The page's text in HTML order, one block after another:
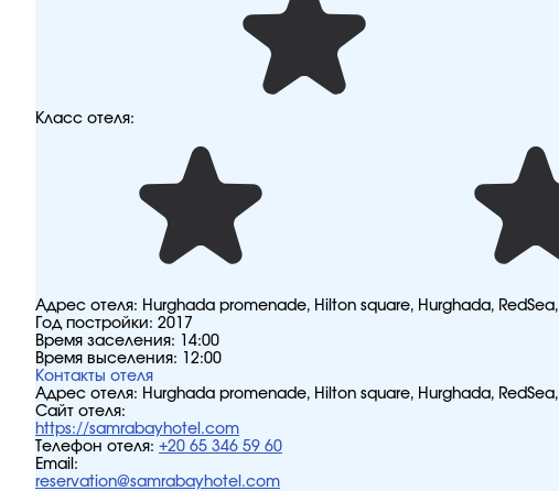
Класс отеля:
Адрес отеля: Hurghada promenade, Hilton square, Hurghada,
Год постройки: 2017
Время заселения:
14:00
Время выселения:
12:00
Контакты отеля
Адрес отеля: Hurghada promenade, Hilton square, Hurghada,
Сайт отеля:
https://samrabayhotel.com
Телефон отеля: +20 65 346 59 60
Email:
reservation@samrabayhotel.com